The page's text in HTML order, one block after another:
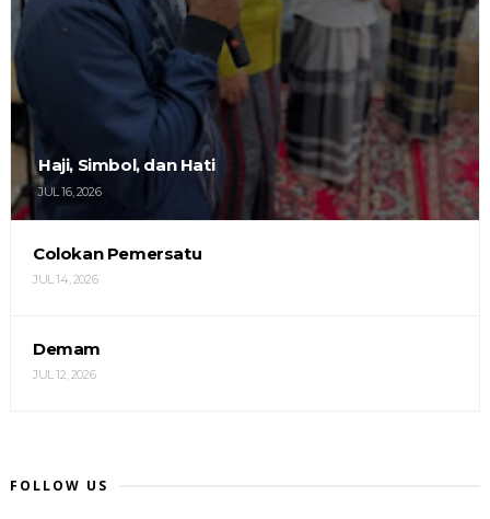
Haji, Simbol, dan Hati
JUL 16, 2026
Colokan Pemersatu
JUL 14, 2026
Demam
JUL 12, 2026
FOLLOW US